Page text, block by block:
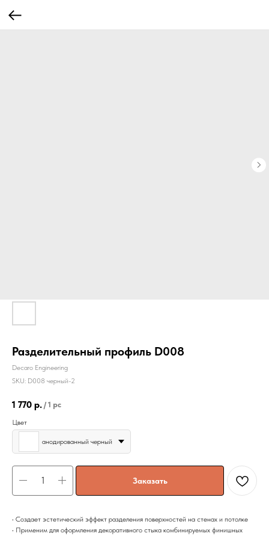
Разделительный профиль D008
Decaro Engineering
SKU: D008 черный-2
1 770 р. / 1 pc
Цвет
анодированный черный
Заказать
• Создает эстетический эффект разделения поверхностей на стенах и потолке
• Применим для оформления декоративного стыка комбинируемых финишных